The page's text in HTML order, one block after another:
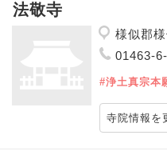
法敬寺
様似郡
01463-
#浄土真宗本
寺院情報を